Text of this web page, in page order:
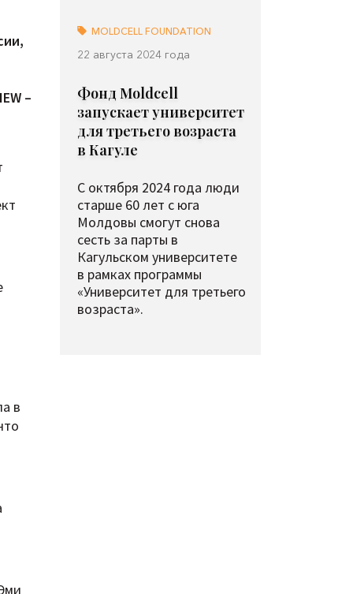
–
в
MOLDCELL FOUNDATION
22 августа 2024 года
Фонд Moldcell
запускает университет
для третьего возраста
в Кагуле
С октября 2024 года люди
старше 60 лет с юга
Молдовы смогут снова
сесть за парты в
Кагульском университете
в рамках программы
«Университет для третьего
возраста».